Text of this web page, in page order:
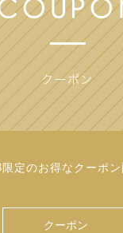
定のお得なクーポン
クーポン